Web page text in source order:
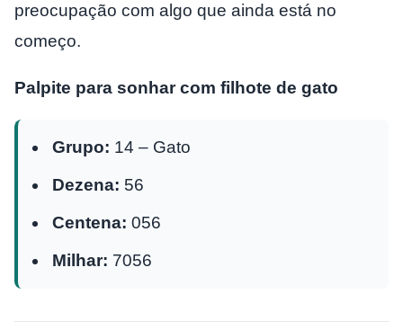
preocupação com algo que ainda está no
começo.
Palpite para sonhar com filhote de gato
Grupo: 14 – Gato
Dezena: 56
Centena: 056
Milhar: 7056